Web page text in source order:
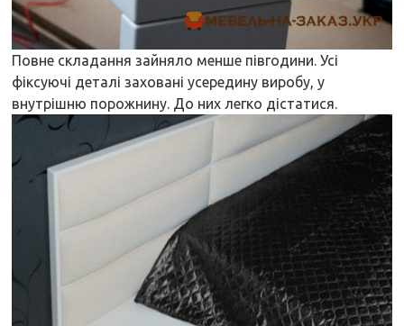
Повне складання зайняло менше півгодини. Усі
фіксуючі деталі заховані усередину виробу, у
внутрішню порожнину. До них легко дістатися.